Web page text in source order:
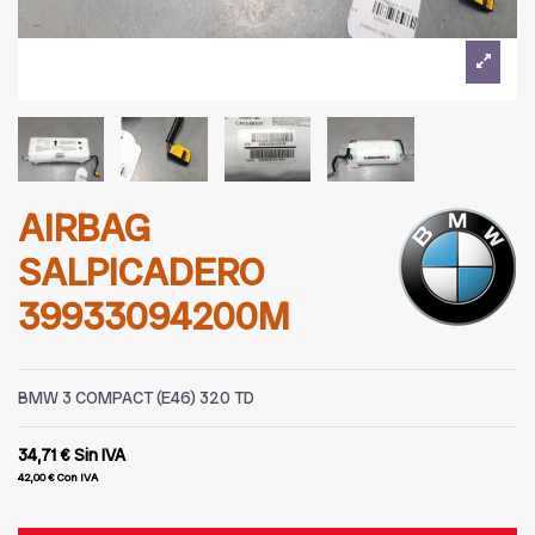
AIRBAG
SALPICADERO
39933094200M
BMW 3 COMPACT (E46) 320 TD
34,71 €Sin IVA
42,00 €Con IVA